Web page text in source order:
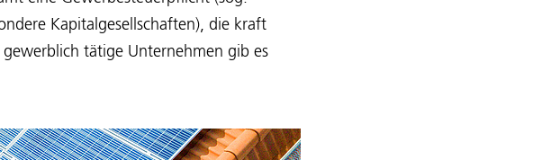
Kapitalgesellschaften), die kraft
gewerblich tätige Unternehmen gib es